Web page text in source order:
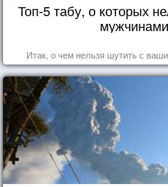
Топ-5 табу, о которых
мужчинами
Итак, о чем нельзя шутить с